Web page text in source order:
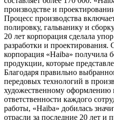
производстве и
Процесс производства
полировку, гальванику и
20 лет корпорация сделала
разработки и проектирования.
корпорация «Haiba» получила
продукции, которые
Благодаря правильно
передовых технологий в
художественному оформлению
ответственности каждого
работы, «Haiba» добилась
отрасли за последние 20 лет и